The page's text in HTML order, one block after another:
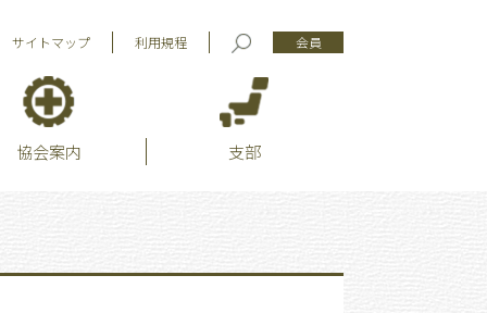
サイトマップ 利用規程 会員
協会案内 支部